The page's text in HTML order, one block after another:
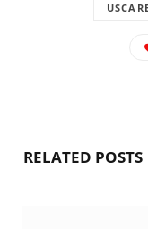
RELATED POSTS